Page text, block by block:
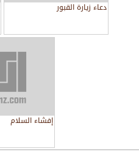
دعاء زيارة القبور
إفشاء السلام